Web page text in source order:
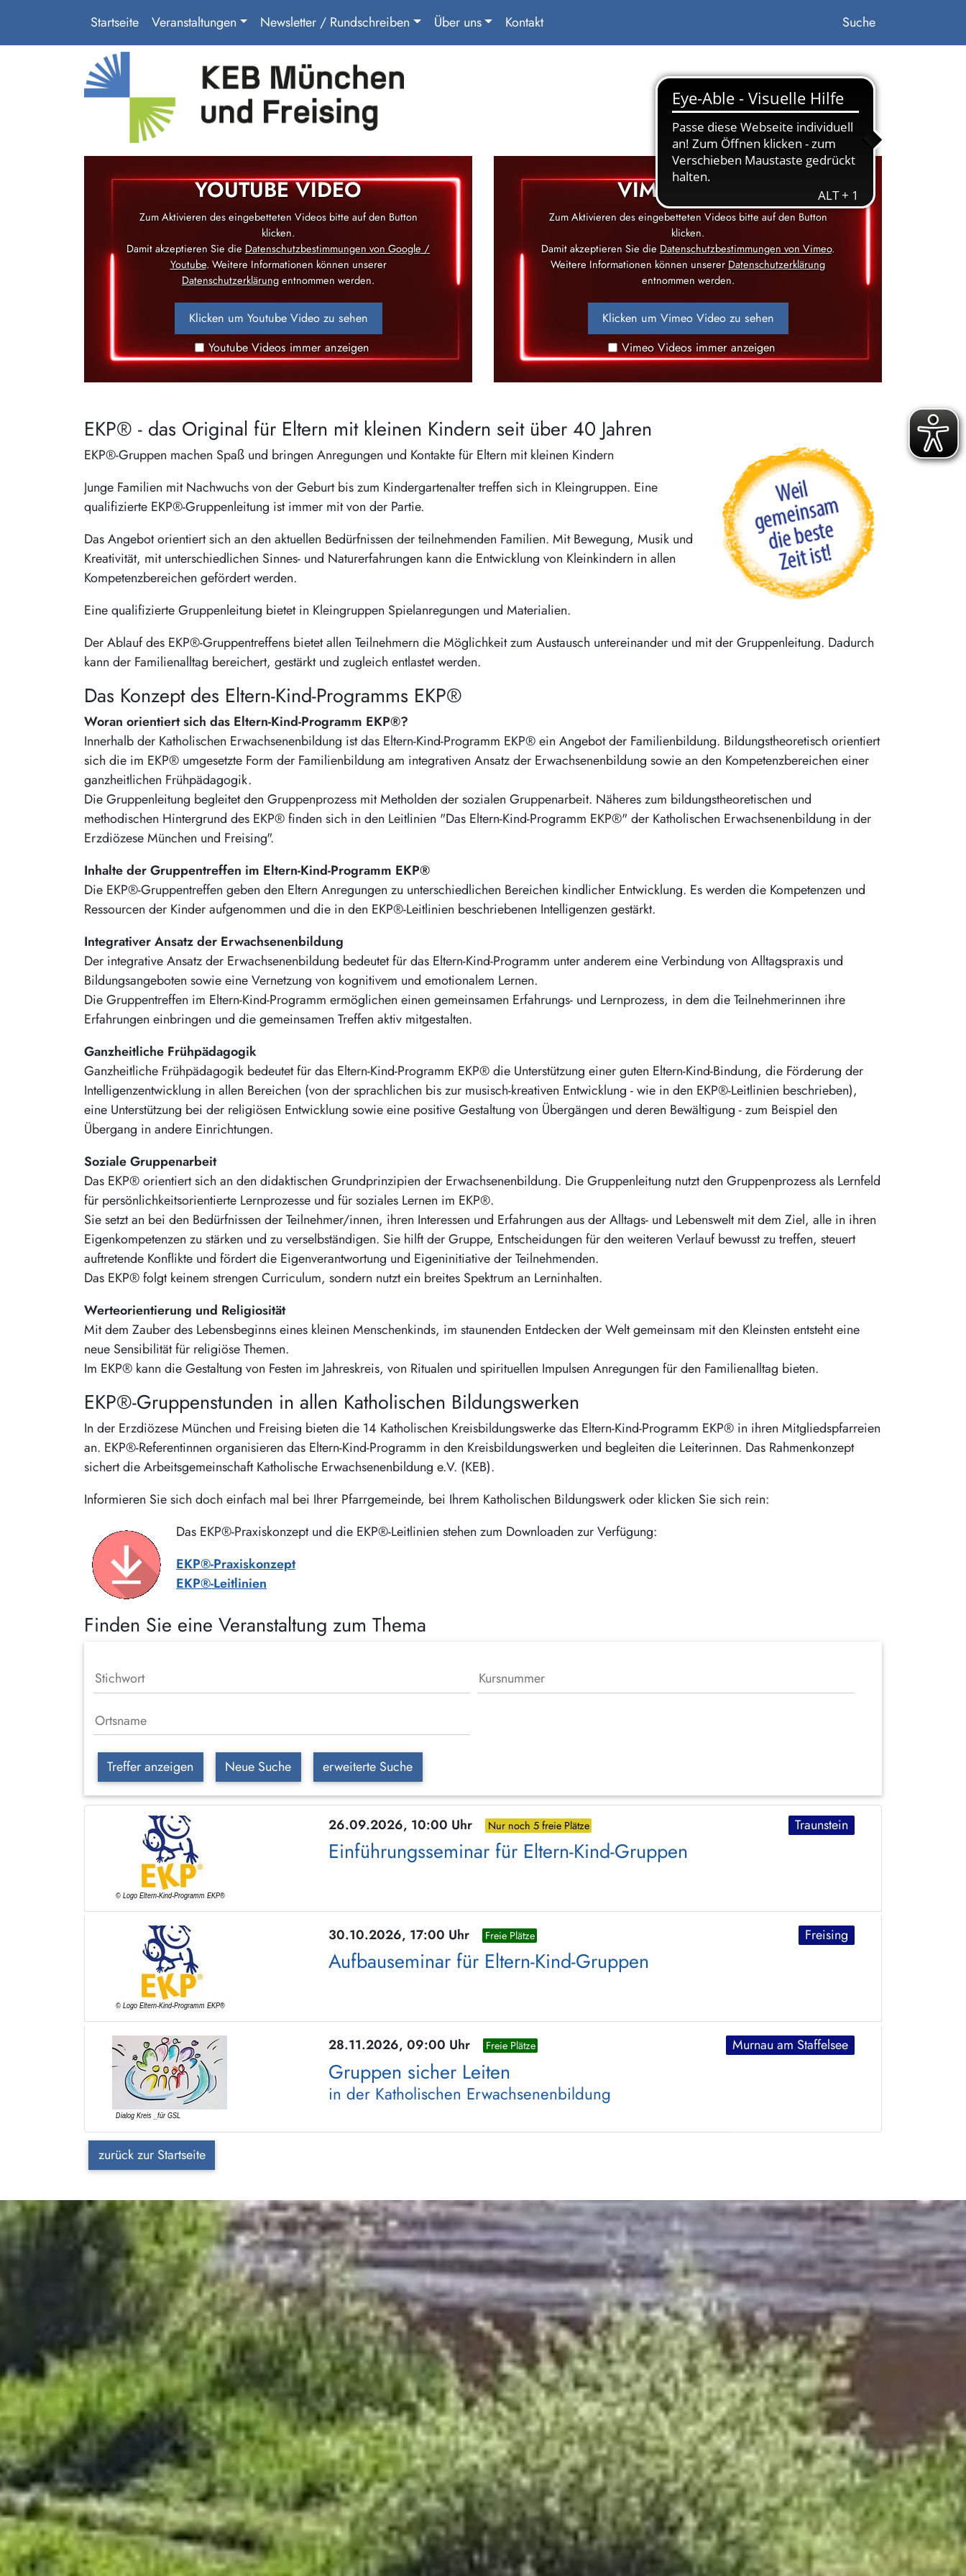
Startseite Veranstaltungen Newsletter / Rundschreiben Über uns Kontakt Suche
YOUTUBE VIDEO
Zum Aktivieren des eingebetteten Videos bitte auf den Button
klicken.
Damit akzeptieren Sie die Datenschutzbestimmungen von Google /
Youtube. Weitere Informationen können unserer
Datenschutzerklärungentnommen werden.
Klicken um Youtube Video zu sehen
Youtube Videos immer anzeigen
VIMEO VIDEO
Zum Aktivieren des eingebetteten Videos bitte auf den Button
klicken.
Damit akzeptieren Sie die Datenschutzbestimmungen von Vimeo.
Weitere Informationen können unserer Datenschutzerklärung
entnommen werden.
Klicken um Vimeo Video zu sehen
Vimeo Videos immer anzeigen
EKP® - das Original für Eltern mit kleinen Kindern seit über 40 Jahren
EKP®-Gruppen machen Spaß und bringen Anregungen und Kontakte für Eltern mit kleinen Kindern
Junge Familien mit Nachwuchs von der Geburt bis zum Kindergartenalter treffen sich in Kleingruppen. Eine
qualifizierte EKP®-Gruppenleitung ist immer mit von der Partie.
Das Angebot orientiert sich an den aktuellen Bedürfnissen der teilnehmenden Familien. Mit Bewegung, Musik und
Kreativität, mit unterschiedlichen Sinnes- und Naturerfahrungen kann die Entwicklung von Kleinkindern in allen
Kompetenzbereichen gefördert werden.
Eine qualifizierte Gruppenleitung bietet in Kleingruppen Spielanregungen und Materialien.
Der Ablauf des EKP®-Gruppentreffens bietet allen Teilnehmern die Möglichkeit zum Austausch untereinander und mit der Gruppenleitung. Dadurch
kann der Familienalltag bereichert, gestärkt und zugleich entlastet werden.
Das Konzept des Eltern-Kind-Programms EKP®
Woran orientiert sich das Eltern-Kind-Programm EKP®?
Innerhalb der Katholischen Erwachsenenbildung ist das Eltern-Kind-Programm EKP® ein Angebot der Familienbildung. Bildungstheoretisch orientiert
sich die im EKP® umgesetzte Form der Familienbildung am integrativen Ansatz der Erwachsenenbildung sowie an den Kompetenzbereichen einer
ganzheitlichen Frühpädagogik.
Die Gruppenleitung begleitet den Gruppenprozess mit Metholden der sozialen Gruppenarbeit. Näheres zum bildungstheoretischen und
methodischen Hintergrund des EKP® finden sich in den Leitlinien "Das Eltern-Kind-Programm EKP®" der Katholischen Erwachsenenbildung in der
Erzdiözese München und Freising".
Inhalte der Gruppentreffen im Eltern-Kind-Programm EKP®
Die EKP®-Gruppentreffen geben den Eltern Anregungen zu unterschiedlichen Bereichen kindlicher Entwicklung. Es werden die Kompetenzen und
Ressourcen der Kinder aufgenommen und die in den EKP®-Leitlinien beschriebenen Intelligenzen gestärkt.
Integrativer Ansatz der Erwachsenenbildung
Der integrative Ansatz der Erwachsenenbildung bedeutet für das Eltern-Kind-Programm unter anderem eine Verbindung von Alltagspraxis und
Bildungsangeboten sowie eine Vernetzung von kognitivem und emotionalem Lernen.
Die Gruppentreffen im Eltern-Kind-Programm ermöglichen einen gemeinsamen Erfahrungs- und Lernprozess, in dem die Teilnehmerinnen ihre
Erfahrungen einbringen und die gemeinsamen Treffen aktiv mitgestalten.
Ganzheitliche Frühpädagogik
Ganzheitliche Frühpädagogik bedeutet für das Eltern-Kind-Programm EKP® die Unterstützung einer guten Eltern-Kind-Bindung, die Förderung der
Intelligenzentwicklung in allen Bereichen (von der sprachlichen bis zur musisch-kreativen Entwicklung - wie in den EKP®-Leitlinien beschrieben),
eine Unterstützung bei der religiösen Entwicklung sowie eine positive Gestaltung von Übergängen und deren Bewältigung - zum Beispiel den
Übergang in andere Einrichtungen.
Soziale Gruppenarbeit
Das EKP® orientiert sich an den didaktischen Grundprinzipien der Erwachsenenbildung. Die Gruppenleitung nutzt den Gruppenprozess als Lernfeld
für persönlichkeitsorientierte Lernprozesse und für soziales Lernen im EKP®.
Sie setzt an bei den Bedürfnissen der Teilnehmer/innen, ihren Interessen und Erfahrungen aus der Alltags- und Lebenswelt mit dem Ziel, alle in ihren
Eigenkompetenzen zu stärken und zu verselbständigen. Sie hilft der Gruppe, Entscheidungen für den weiteren Verlauf bewusst zu treffen, steuert
auftretende Konflikte und fördert die Eigenverantwortung und Eigeninitiative der Teilnehmenden.
Das EKP® folgt keinem strengen Curriculum, sondern nutzt ein breites Spektrum an Lerninhalten.
Werteorientierung und Religiosität
Mit dem Zauber des Lebensbeginns eines kleinen Menschenkinds, im staunenden Entdecken der Welt gemeinsam mit den Kleinsten entsteht eine
neue Sensibilität für religiöse Themen.
Im EKP® kann die Gestaltung von Festen im Jahreskreis, von Ritualen und spirituellen Impulsen Anregungen für den Familienalltag bieten.
EKP®-Gruppenstunden in allen Katholischen Bildungswerken
In der Erzdiözese München und Freising bieten die 14 Katholischen Kreisbildungswerke das Eltern-Kind-Programm EKP® in ihren Mitgliedspfarreien
an. EKP®-Referentinnen organisieren das Eltern-Kind-Programm in den Kreisbildungswerken und begleiten die Leiterinnen. Das Rahmenkonzept
sichert die Arbeitsgemeinschaft Katholische Erwachsenenbildung e.V. (KEB).
Informieren Sie sich doch einfach mal bei Ihrer Pfarrgemeinde, bei Ihrem Katholischen Bildungswerk oder klicken Sie sich rein:
Das EKP®-Praxiskonzept und die EKP®-Leitlinien stehen zum Downloaden zur Verfügung:
EKP®-Praxiskonzept
EKP®-Leitlinien
Finden Sie eine Veranstaltung zum Thema
Treffer anzeigen Neue Suche erweiterte Suche
26.09.2026, 10:00 Uhr Nur noch 5 freie Plätze Traunstein
Einführungsseminar für Eltern-Kind-Gruppen
30.10.2026, 17:00 Uhr Freie Plätze Freising
Aufbauseminar für Eltern-Kind-Gruppen
28.11.2026, 09:00 Uhr Freie Plätze Murnau am Staffelsee
Gruppen sicher Leiten
in der Katholischen Erwachsenenbildung
zurück zur Startseite